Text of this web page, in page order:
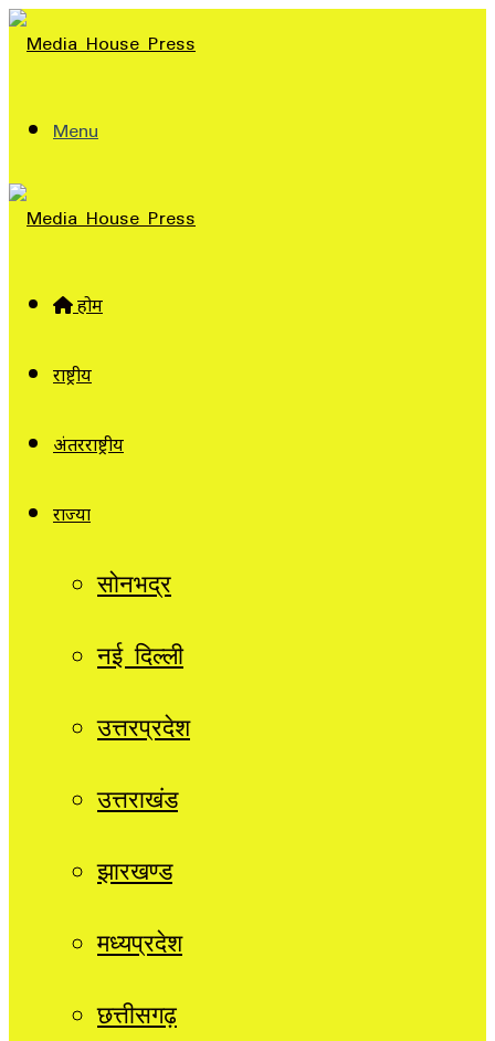
Menu
होम
राष्ट्रीय
अंतरराष्ट्रीय
राज्यों
सोनभद्र
नई दिल्ली
उत्तरप्रदेश
उत्तराखंड
झारखण्ड
मध्यप्रदेश
छत्तीसगढ़